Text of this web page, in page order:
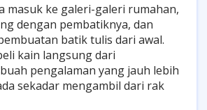
masuk ke galeri-galeri rumahan,
dengan pembatiknya, dan
batik tulis dari awal.
kain langsung dari
pengalaman yang jauh lebih
sekadar mengambil dari rak